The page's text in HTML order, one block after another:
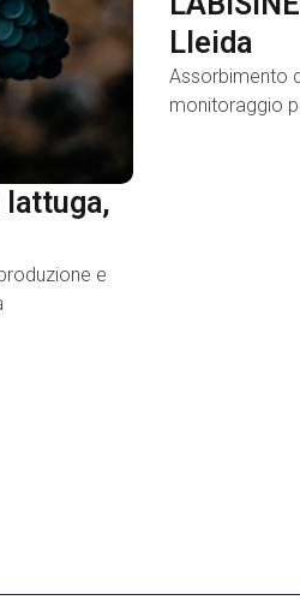
lattuga,
e
Lleida
Assorbimento
monitoraggio